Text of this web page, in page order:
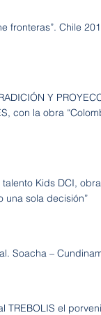
fronteras”. Chile
Y
con la obra
Kids DCI,
una sola decisión”
Soacha –
TREBOLIS el